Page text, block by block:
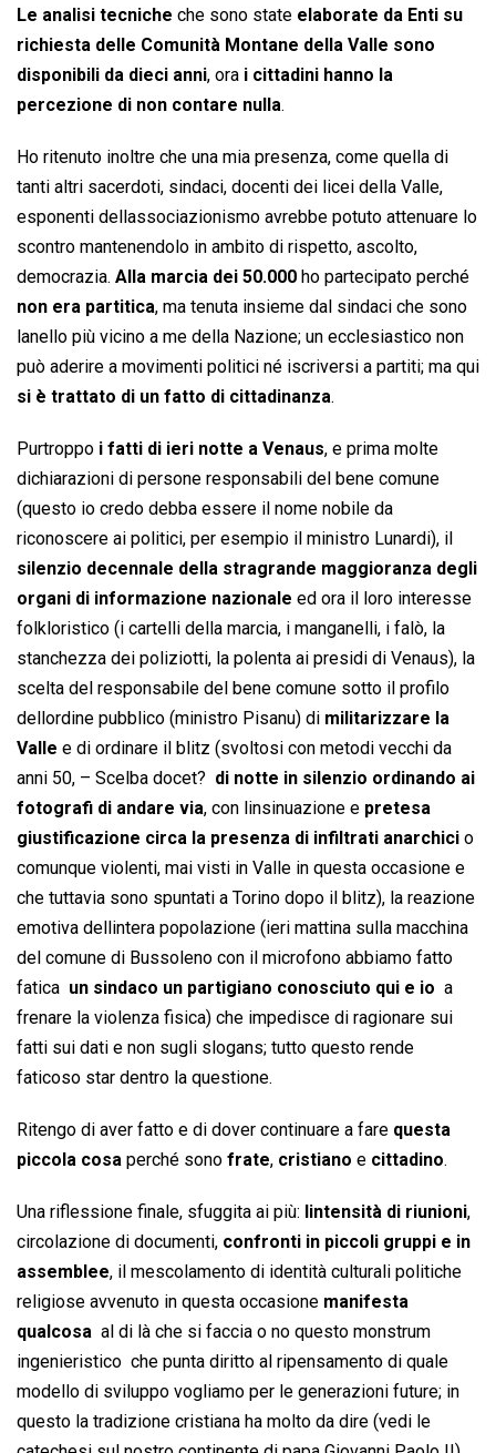
Le analisi tecniche che sono state elaborate da Enti su
richiesta delle Comunità Montane della Valle sono
disponibili da dieci anni, ora i cittadini hanno la
percezione di non contare nulla.
Ho ritenuto inoltre che una mia presenza, come quella di
tanti altri sacerdoti, sindaci, docenti dei licei della Valle,
esponenti dellassociazionismo avrebbe potuto attenuare lo
scontro mantenendolo in ambito di rispetto, ascolto,
democrazia. Alla marcia dei 50.000 ho partecipato perché
non era partitica, ma tenuta insieme dal sindaci che sono
lanello più vicino a me della Nazione; un ecclesiastico non
può aderire a movimenti politici né iscriversi a partiti; ma qui
si è trattato di un fatto di cittadinanza.
Purtroppo i fatti di ieri notte a Venaus, e prima molte
dichiarazioni di persone responsabili del bene comune
(questo io credo debba essere il nome nobile da
riconoscere ai politici, per esempio il ministro Lunardi), il
silenzio decennale della stragrande maggioranza degli
organi di informazione nazionale ed ora il loro interesse
folkloristico (i cartelli della marcia, i manganelli, i falò, la
stanchezza dei poliziotti, la polenta ai presidi di Venaus), la
scelta del responsabile del bene comune sotto il profilo
dellordine pubblico (ministro Pisanu) di militarizzare la
Valle e di ordinare il blitz (svoltosi con metodi vecchi da
anni 50, – Scelba docet?  di notte in silenzio ordinando ai
fotografi di andare via, con linsinuazione e pretesa
giustificazione circa la presenza di infiltrati anarchici o
comunque violenti, mai visti in Valle in questa occasione e
che tuttavia sono spuntati a Torino dopo il blitz), la reazione
emotiva dellintera popolazione (ieri mattina sulla macchina
del comune di Bussoleno con il microfono abbiamo fatto
fatica  un sindaco un partigiano conosciuto qui e io  a
frenare la violenza fisica) che impedisce di ragionare sui
fatti sui dati e non sugli slogans; tutto questo rende
faticoso star dentro la questione.
Ritengo di aver fatto e di dover continuare a fare questa
piccola cosa perché sono frate, cristiano e cittadino.
Una riflessione finale, sfuggita ai più: lintensità di riunioni,
circolazione di documenti, confronti in piccoli gruppi e in
assemblee, il mescolamento di identità culturali politiche
religiose avvenuto in questa occasione manifesta
qualcosa  al di là che si faccia o no questo monstrum
ingenieristico  che punta diritto al ripensamento di quale
modello di sviluppo vogliamo per le generazioni future; in
questo la tradizione cristiana ha molto da dire (vedi le